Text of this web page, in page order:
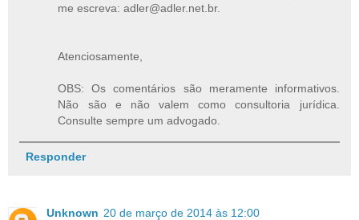
me escreva: adler@adler.net.br.
Atenciosamente,
OBS: Os comentários são meramente informativos.
Não são e não valem como consultoria jurídica.
Consulte sempre um advogado.
Responder
Unknown 20 de março de 2014 às 12:00